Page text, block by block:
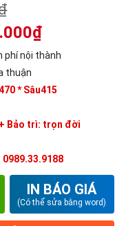
phí nội thành
thuận
* Sâu415
Bảo trì: trọn đời
0989.33.9188
IN BÁO GIÁ
(Có thể sửa bằng word)